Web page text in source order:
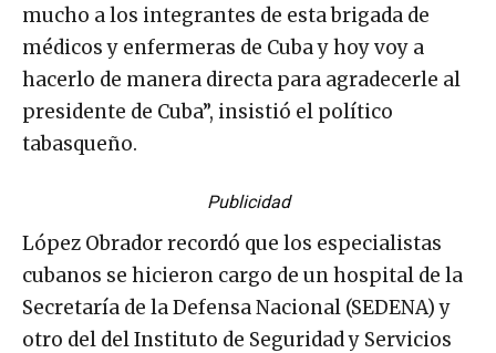
mucho a los integrantes de esta brigada de
médicos y enfermeras de Cuba y hoy voy a
hacerlo de manera directa para agradecerle al
presidente de Cuba”, insistió el político
tabasqueño.
Publicidad
López Obrador recordó que los especialistas
cubanos se hicieron cargo de un hospital de la
Secretaría de la Defensa Nacional (SEDENA) y
otro del del Instituto de Seguridad y Servicios